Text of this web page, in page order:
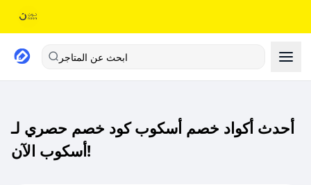
ابحث عن المتاجر
أحدث أكواد خصم أسكوب كود خصم حصري لـ
أسكوب الآن!